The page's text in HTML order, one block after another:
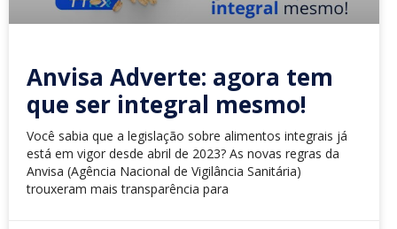
Anvisa Adverte: agora tem
que ser integral mesmo!
Você sabia que a legislação sobre alimentos integrais já
está em vigor desde abril de 2023? As novas regras da
Anvisa (Agência Nacional de Vigilância Sanitária)
trouxeram mais transparência para